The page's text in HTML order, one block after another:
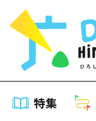
特集